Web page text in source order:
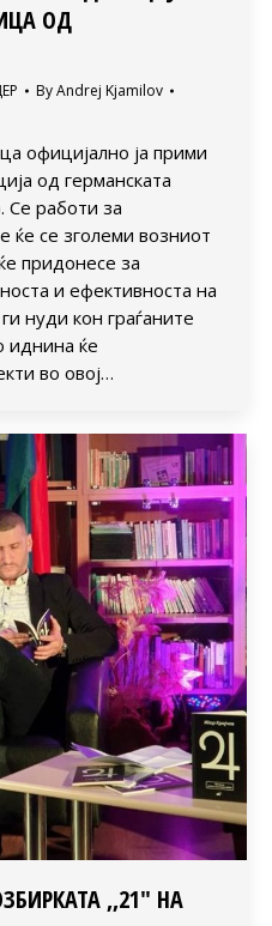
ОД
ByAndrej Kjamilov
официјално ја прими
од германската
Се работи за
ќе се зголеми возниот
придонесе за
и ефективноста на
нуди кон граѓаните
иднина ќе
во овој…
,,21″ НА